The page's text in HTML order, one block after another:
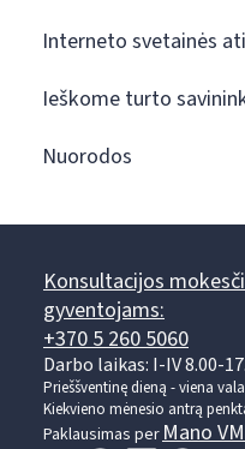
Interneto svetainės
Ieškome turto
Nuorodos
Konsultacijos
gyventojams:
+370 5 260 5060
Darbo laikas: I-IV 8.00-
Prieššventinę dieną - viena
Kiekvieno mėnesio antrą
Paklausimas per Mano